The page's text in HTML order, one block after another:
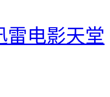
雷电影天堂